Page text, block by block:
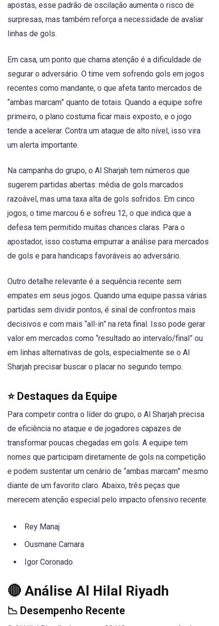
apostas, esse padrão de oscilação aumenta o risco de
surpresas, mas também reforça a necessidade de avaliar
linhas de gols.
Em casa, um ponto que chama atenção é a dificuldade de
segurar o adversário. O time vem sofrendo gols em jogos
recentes como mandante, o que afeta tanto mercados de
“ambas marcam” quanto de totais. Quando a equipe sofre
primeiro, o plano costuma ficar mais exposto, e o jogo
tende a acelerar. Contra um ataque de alto nível, isso vira
um alerta importante.
Na campanha do grupo, o Al Sharjah tem números que
sugerem partidas abertas: média de gols marcados
razoável, mas uma taxa alta de gols sofridos. Em cinco
jogos, o time marcou 6 e sofreu 12, o que indica que a
defesa tem permitido muitas chances claras. Para o
apostador, isso costuma empurrar a análise para mercados
de gols e para handicaps favoráveis ao adversário.
Outro detalhe relevante é a sequência recente sem
empates em seus jogos. Quando uma equipe passa várias
partidas sem dividir pontos, é sinal de confrontos mais
decisivos e com mais “all-in” na reta final. Isso pode gerar
valor em mercados como “resultado ao intervalo/final” ou
em linhas alternativas de gols, especialmente se o Al
Sharjah precisar buscar o placar no segundo tempo.
⭐ Destaques da Equipe
Para competir contra o líder do grupo, o Al Sharjah precisa
de eficiência no ataque e de jogadores capazes de
transformar poucas chegadas em gols. A equipe tem
nomes que participam diretamente de gols na competição
e podem sustentar um cenário de “ambas marcam” mesmo
diante de um favorito claro. Abaixo, três peças que
merecem atenção especial pelo impacto ofensivo recente.
Rey Manaj
Ousmane Camara
Igor Coronado
🔴 Análise Al Hilal Riyadh
📉 Desempenho Recente